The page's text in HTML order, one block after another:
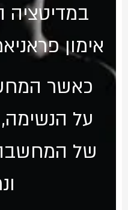
במדיטציה
אימון
כאשר
על
של